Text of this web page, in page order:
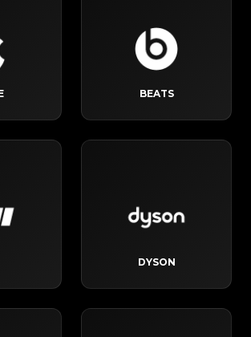
BEATS
DYSON